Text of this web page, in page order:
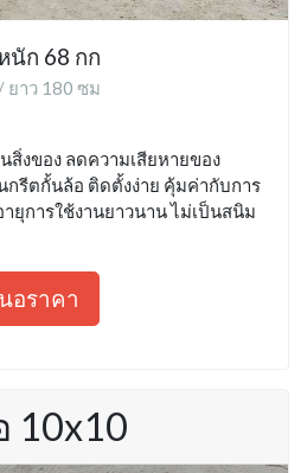
นัก 68 กก
ยาว 180 ซม
งของ ลดความเสียหายของ
กรีตกั้นล้อ ติดตั้งง่าย คุ้มค่ากับการ
ยุการใช้งานยาวนาน ไม่เป็นสนิม
อราคา
10x10